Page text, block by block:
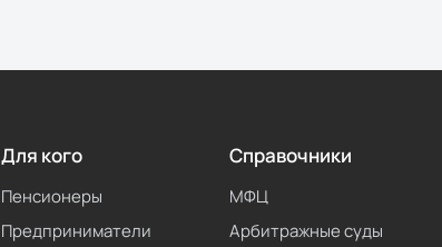
Для кого
Пенсионеры
Предприниматели
Справочники
МФЦ
Арбитражные суды